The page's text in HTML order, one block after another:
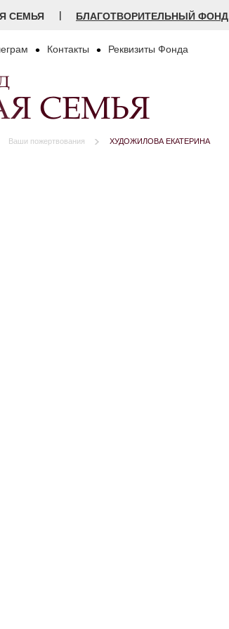
СЕМЬЯ | БЛАГОТВОРИТЕЛЬНЫЙ ФОНД
Контакты Реквизиты Фонда
СЕМЬЯ
Ваши пожертвования
ХУДОЖИЛОВА ЕКАТЕРИНА